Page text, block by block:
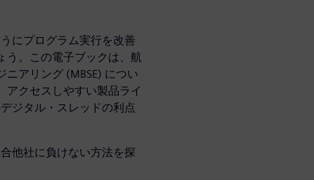
にプログラム実行を改善
う。この電子ブックは、航
アリング (MBSE) につい
アクセスしやすい製品ライ
ジタル・スレッドの利点
他社に負けない方法を探